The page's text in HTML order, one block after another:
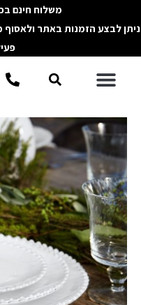
לתוכן
משלוח חינם בכל
ניתן לבצע הזמנות באתר
תפריטחיפוש
כמות
של
צלחת
מנה
ראשונה
PEARL